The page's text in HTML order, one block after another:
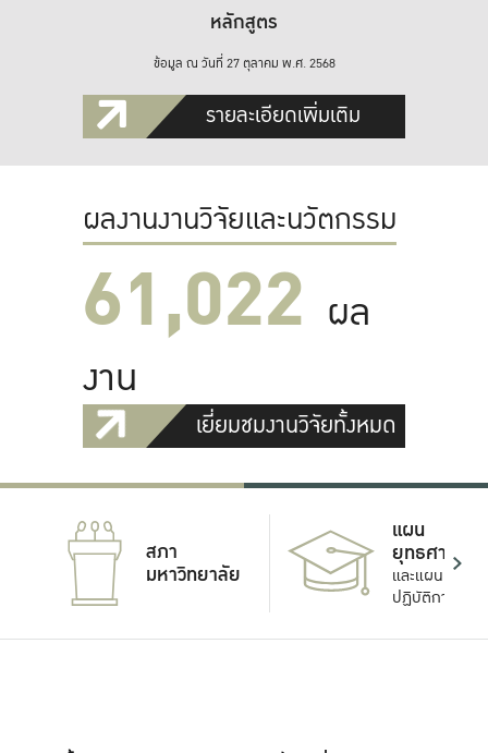
หลักสูตร
ข้อมูล ณ วันที่ 27 ตุลาคม พ.ศ. 2568
รายละเอียดเพิ่มเติม
ผลงานงานวิจัยและนวัตกรรม
61,022 ผล
งาน
เยี่ยมชมงานวิจัยทั้งหมด
สภา
มหาวิทยาลัย
แผน
ยุทธศาสตร์
และแผน
ปฏิบัติการ